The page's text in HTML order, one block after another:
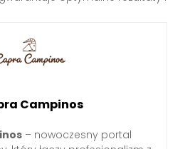
Campinos
– nowoczesny portal